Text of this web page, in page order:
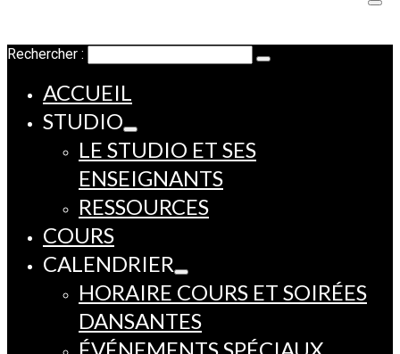
Rechercher :
ACCUEIL
STUDIO
LE STUDIO ET SES
ENSEIGNANTS
RESSOURCES
COURS
CALENDRIER
HORAIRE COURS ET SOIRÉES
DANSANTES